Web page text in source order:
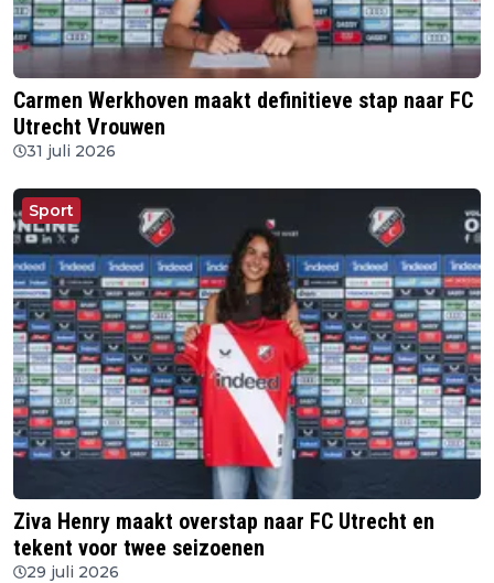
Carmen Werkhoven maakt definitieve stap naar FC
Utrecht Vrouwen
31 juli 2026
Sport
Ziva Henry maakt overstap naar FC Utrecht en
tekent voor twee seizoenen
29 juli 2026